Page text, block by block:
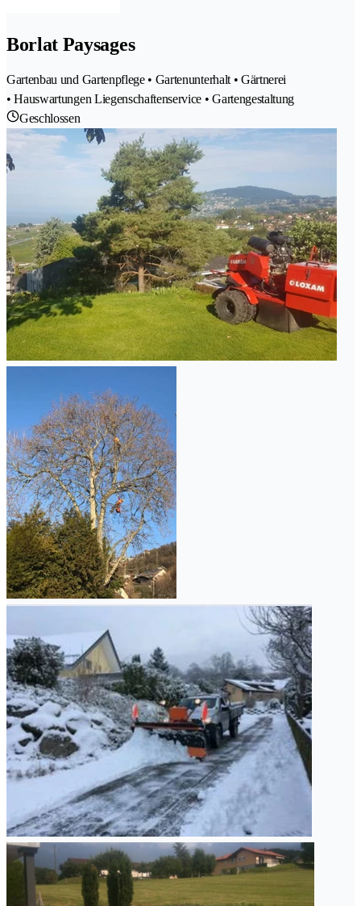
Borlat Paysages
Gartenbau und Gartenpflege • Gartenunterhalt • Gärtnerei
• Hauswartungen Liegenschaftenservice • Gartengestaltung
Geschlossen